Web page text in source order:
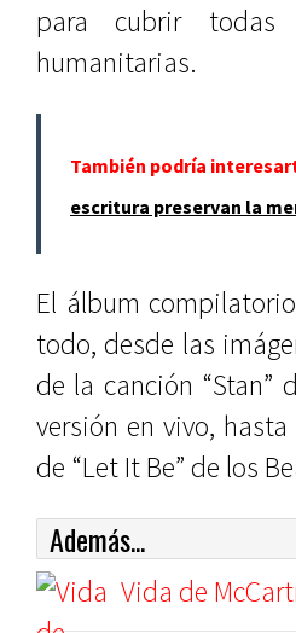
para cubrir todas
humanitarias.
También podría
escritura preservan la
El álbum
todo, desde las
de la canción “Stan”
versión en vivo,
de “Let It Be” de los
Además...
Vida de